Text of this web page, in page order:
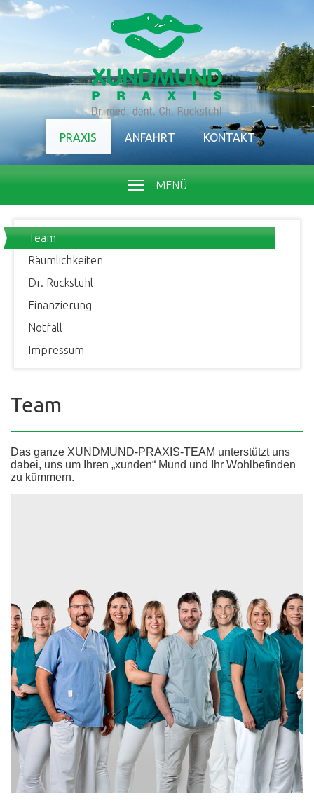
PRAXIS ANFAHRT KONTAKT
MENÜ
Team
Räumlichkeiten
Dr. Ruckstuhl
Finanzierung
Notfall
Impressum
Team
Das ganze XUNDMUND-PRAXIS-TEAM unterstützt uns
dabei, uns um Ihren „xunden“ Mund und Ihr Wohlbefinden
zu kümmern.